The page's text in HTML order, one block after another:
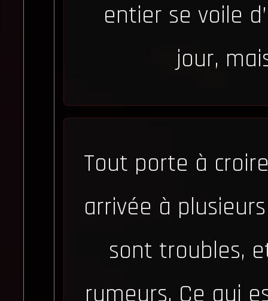
entier se voile
jour,
Tout porte à
arrivée à
sont troubles,
rumeurs. Ce qui